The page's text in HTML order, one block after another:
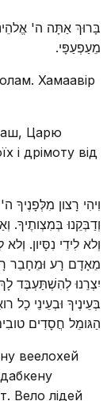
בָּרוּךְ אַתָּה ה'
מֵעַפְעַפָּי.
Хамаавір
Царю
і дрімоту від
וִיהִי רָצון מִלְּפָנֶיךָ
וְדַבְּקֵנוּ בְּמִצְותֶיךָ.
וְלא לִידֵי נִסָּיון.
מֵאָדָם רָע וּמֵחָבֵר
יִצְרֵנוּ לְהִשְׁתַּעְבֶּד
בְּעֵינֶיךָ וּבְעֵינֵי כָל
הַגּומֵל חֲסָדִים
веелохей
Вело лідей